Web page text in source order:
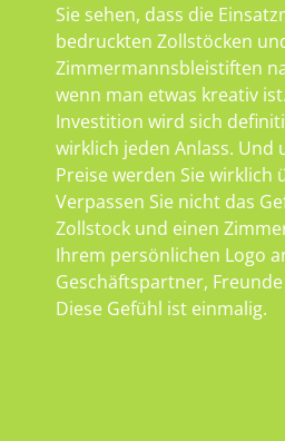
Sie sehen, dass die
bedruckten Zollstöcken
Zimmermannsbleistiften
wenn man etwas kreativ
Investition wird sich
wirklich jeden Anlass. Und
Preise werden Sie wirklich
Verpassen Sie nicht das
Zollstock und einen
Ihrem persönlichen Logo
Geschäftspartner,
Diese Gefühl ist einmalig.